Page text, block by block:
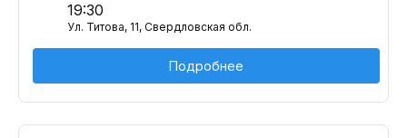
19:30
Ул. Титова, 11, Свердловская обл.
Подробнее